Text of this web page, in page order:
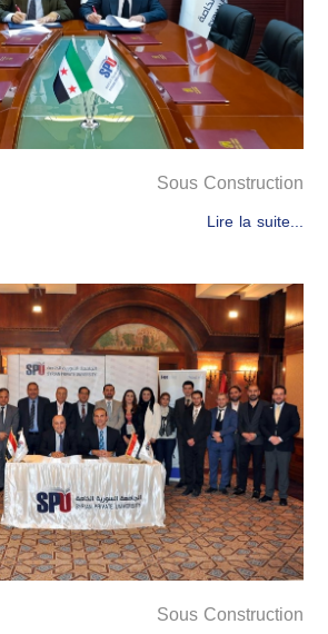
Sous Construction
Lire la suite...
Sous Construction